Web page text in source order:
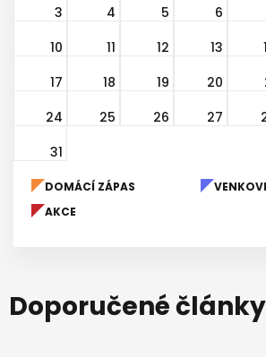
3 4 5 6
10
11 12 13
17
18 19 20
24
25 26 27
31
DOMÁCÍ ZÁPAS
AKCE
Doporučené články